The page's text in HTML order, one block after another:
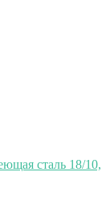
сталь 18/10,